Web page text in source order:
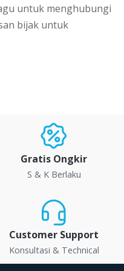
untuk menghubungi
bijak untuk
Gratis Ongkir
S & K Berlaku
Customer Support
Konsultasi & Technical